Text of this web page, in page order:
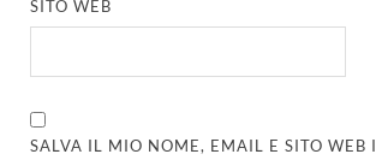
SITO WEB
SALVA IL MIO NOME, EMAIL E SITO WEB